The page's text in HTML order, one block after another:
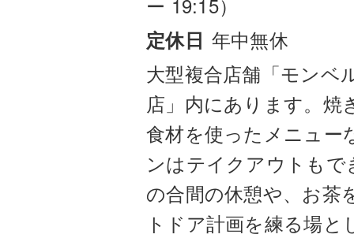
定休日 年中無休
大型複合店舗「モンベ
店」内にあります。焼
食材を使ったメニュー
ンはテイクアウトも
の合間の休憩や、お茶
トドア計画を練る場